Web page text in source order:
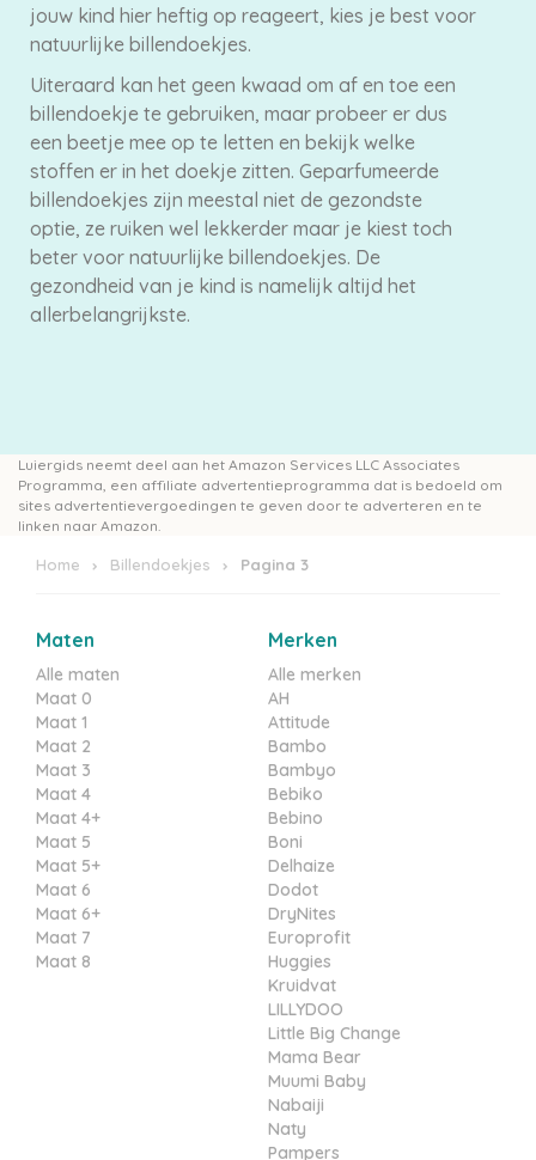
jouw kind hier heftig op reageert, kies je best voor
natuurlijke billendoekjes.
Uiteraard kan het geen kwaad om af en toe een
billendoekje te gebruiken, maar probeer er dus
een beetje mee op te letten en bekijk welke
stoffen er in het doekje zitten. Geparfumeerde
billendoekjes zijn meestal niet de gezondste
optie, ze ruiken wel lekkerder maar je kiest toch
beter voor natuurlijke billendoekjes. De
gezondheid van je kind is namelijk altijd het
allerbelangrijkste.
Luiergids neemt deel aan het Amazon Services LLC Associates
Programma, een affiliate advertentieprogramma dat is bedoeld om
sites advertentievergoedingen te geven door te adverteren en te
linken naar Amazon.
Home Billendoekjes Pagina 3
Maten
Alle maten
Maat 0
Maat 1
Maat 2
Maat 3
Maat 4
Maat 4+
Maat 5
Maat 5+
Maat 6
Maat 6+
Maat 7
Maat 8
Merken
Alle merken
AH
Attitude
Bambo
Bambyo
Bebiko
Bebino
Boni
Delhaize
Dodot
DryNites
Europrofit
Huggies
Kruidvat
LILLYDOO
Little Big Change
Mama Bear
Muumi Baby
Nabaiji
Naty
Pampers